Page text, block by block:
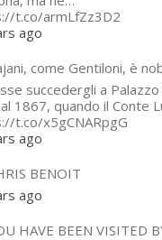
t.co/armLfZz3D2
ago
come Gentiloni, è
succedergli a Palazzo
1867, quando il Conte
t.co/x5gCNARpgG
ago
BENOIT
ago
HAVE BEEN VISITED